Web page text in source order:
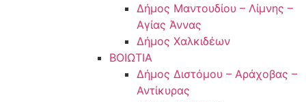
Δήμος Μαντουδίου – Λίμνης –
Αγίας Άννας
Δήμος Χαλκιδέων
ΒΟΙΩΤΙΑ
Δήμος Διστόμου – Αράχοβας –
Αντίκυρας